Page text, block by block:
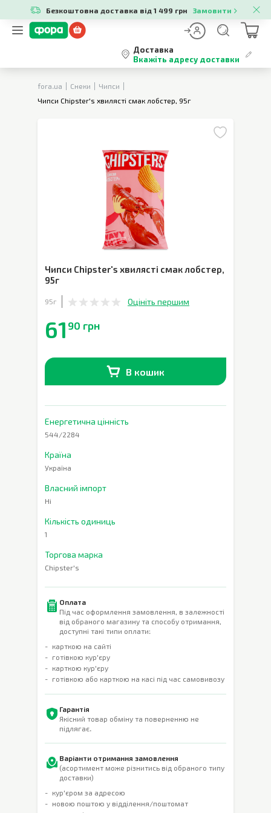
Безкоштовна доставка від 1 499 грн Замовити
Доставка
Вкажіть адресу доставки
fora.ua Снеки
Чипси
Чипси Chipster's хвилясті смак лобстер, 95г
Чипси Chipster's хвилясті смак лобстер,
95г
95г Оцініть першим
61 90 грн
В кошик
Енергетична цінність
544/2284
Країна
Україна
Власний імпорт
Ні
Кількість одиниць
1
Торгова марка
Chipster's
Оплата
Під час оформлення замовлення, в залежності
від обраного магазину та способу отримання,
доступні такі типи оплати:
карткою на сайті
готівкою кур'єру
карткою кур'єру
готівкою або карткою на касі під час самовивозу
Гарантія
Якісний товар обміну та поверненню не
підлягає.
Варіанти отримання замовлення
(асортимент може різнитись від обраного типу
доставки)
кур'єром за адресою
новою поштою у відділення/поштомат